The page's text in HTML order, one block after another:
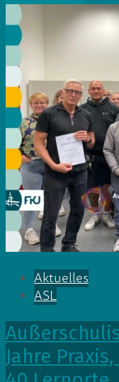
Aktuelles
ASL
Jahre